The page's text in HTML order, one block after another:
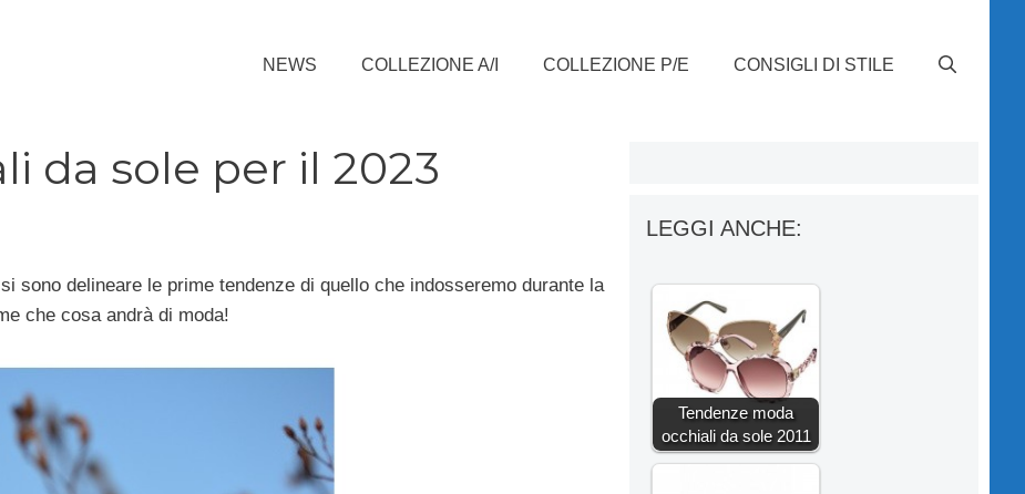
NEWS COLLEZIONE A/I COLLEZIONE P/E CONSIGLI DI STILE
da sole per il 2023
sono delineare le prime tendenze di quello che indosseremo durante la
che cosa andrà di moda!
LEGGI ANCHE:
Tendenze moda
occhiali da sole 2011